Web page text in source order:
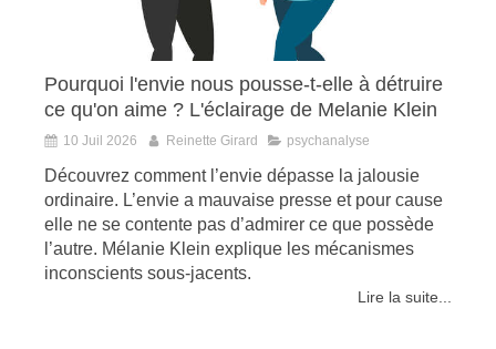
Pourquoi l'envie nous pousse-t-elle à détruire
ce qu'on aime ? L'éclairage de Melanie Klein
10 Juil 2026 Reinette Girard psychanalyse
Découvrez comment l’envie dépasse la jalousie
ordinaire. L’envie a mauvaise presse et pour cause
elle ne se contente pas d’admirer ce que possède
l’autre. Mélanie Klein explique les mécanismes
inconscients sous-jacents.
Lire la suite...